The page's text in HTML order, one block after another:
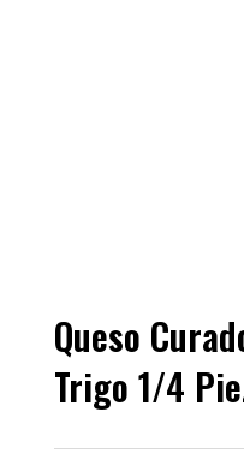
Queso
Trigo 1/4